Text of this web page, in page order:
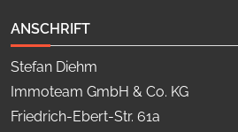
ANSCHRIFT
Stefan Diehm
Immoteam GmbH & Co. KG
Friedrich-Ebert-Str. 61a